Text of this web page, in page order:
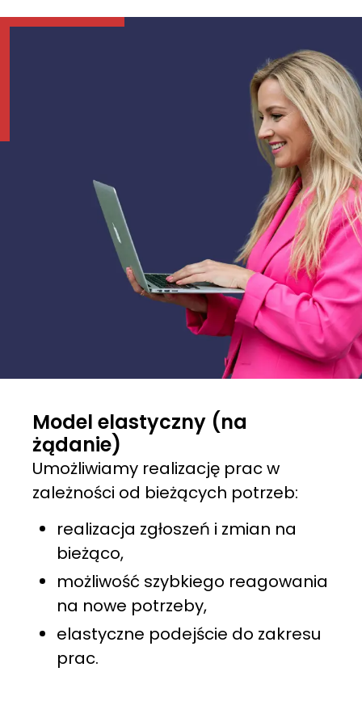
Model elastyczny (na
żądanie)
Umożliwiamy realizację prac w
zależności od bieżących potrzeb:
realizacja zgłoszeń i zmian na
bieżąco,
możliwość szybkiego reagowania
na nowe potrzeby,
elastyczne podejście do zakresu
prac.